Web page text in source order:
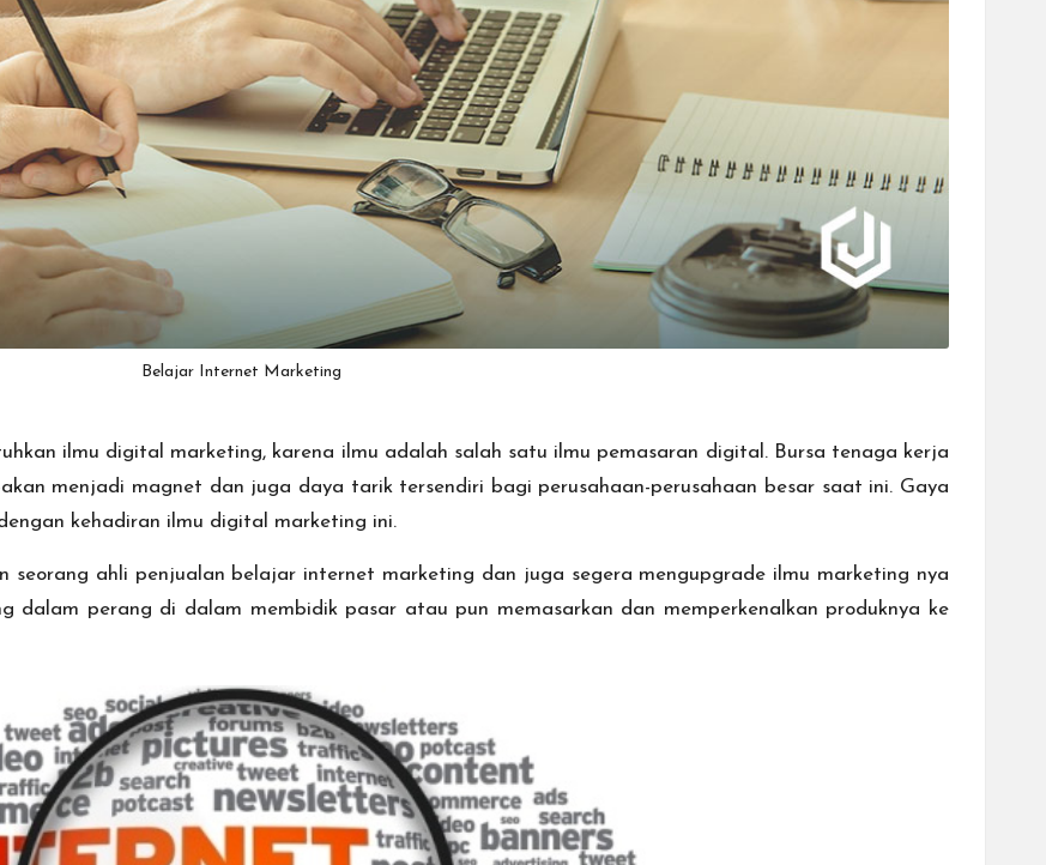
Belajar Internet Marketing
ilmu digital marketing, karena ilmu adalah salah satu ilmu pemasaran digital. Bursa tenaga kerja
menjadi magnet dan juga daya tarik tersendiri bagi perusahaan-perusahaan besar saat ini. Gaya
kehadiran ilmu digital marketing ini.
seorang ahli penjualan belajar internet marketing dan juga segera mengupgrade ilmu marketing nya
dalam perang di dalam membidik pasar atau pun memasarkan dan memperkenalkan produknya ke